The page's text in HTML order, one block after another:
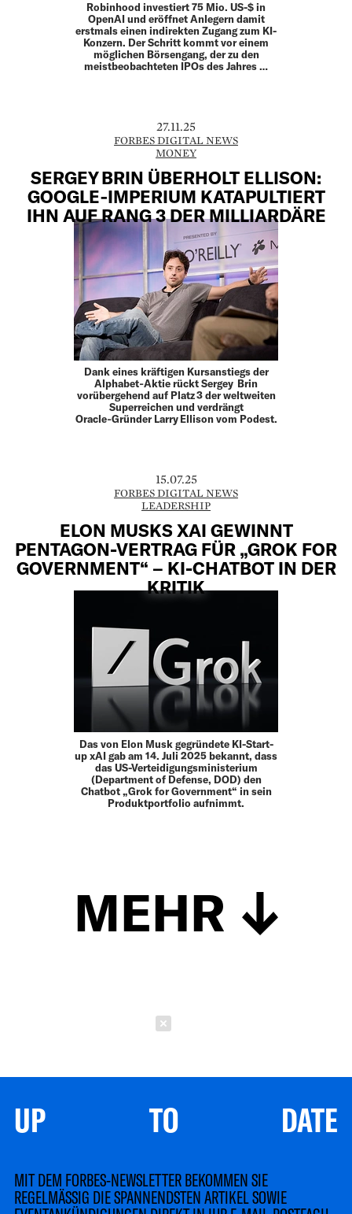
Robinhood investiert 75 Mio. US-$ in
OpenAI und eröffnet Anlegern damit
erstmals einen indirekten Zugang zum KI-
Konzern. Der Schritt kommt vor einem
möglichen Börsengang, der zu den
meistbeobachteten IPOs des Jahres …
27.11.25
FORBES DIGITAL NEWS
MONEY
SERGEY BRIN ÜBERHOLT ELLISON:
GOOGLE‑IMPERIUM KATAPULTIERT
IHN AUF RANG 3 DER MILLIARDÄRE
Dank eines kräftigen Kursanstiegs der
Alphabet‑Aktie rückt Sergey Brin
vorübergehend auf Platz 3 der weltweiten
Superreichen und verdrängt
Oracle‑Gründer Larry Ellison vom Podest.
15.07.25
FORBES DIGITAL NEWS
LEADERSHIP
ELON MUSKS XAI GEWINNT
PENTAGON-VERTRAG FÜR „GROK FOR
GOVERNMENT“ – KI-CHATBOT IN DER
KRITIK
Das von Elon Musk gegründete KI-Start-
up xAI gab am 14. Juli 2025 bekannt, dass
das US-Verteidigungsministerium
(Department of Defense, DOD) den
Chatbot „Grok for Government“ in sein
Produktportfolio aufnimmt.
MEHR
UP TO DATE
MIT DEM FORBES-NEWSLETTER BEKOMMEN SIE
REGELMÄSSIG DIE SPANNENDSTEN ARTIKEL SOWIE